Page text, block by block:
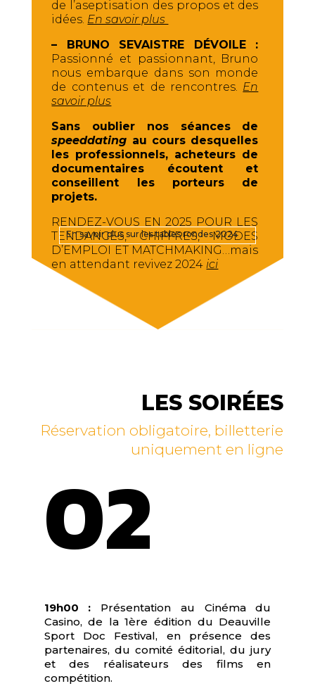
de l’aseptisation des propos et des
idées. En savoir plus
– BRUNO SEVAISTRE DÉVOILE :
Passionné et passionnant, Bruno
nous embarque dans son monde
de contenus et de rencontres. En
savoir plus
Sans oublier nos séances de
speeddating au cours desquelles
les professionnels, acheteurs de
documentaires écoutent et
conseillent les porteurs de
projets.
RENDEZ-VOUS EN 2025 POUR LES
TENDANCES, CHIFFRES, MODES
D’EMPLOI ET MATCHMAKING…mais
en attendant revivez 2024 ici
En savoir plus sur les tables rondes 2024
LES SOIRÉES
Réservation obligatoire, billetterie
uniquementen ligne
02
19h00 : Présentation au Cinéma du
Casino, de la 1ère édition du Deauville
Sport Doc Festival, en présence des
partenaires, du comité éditorial, du jury
et des réalisateurs des films en
compétition.